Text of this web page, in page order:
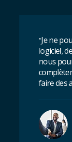
"Je ne
logiciel,
nous
faire des